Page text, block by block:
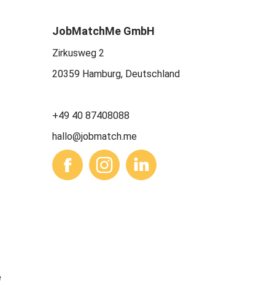
JobMatchMe GmbH
Zirkusweg 2
20359 Hamburg, Deutschland
+49 40 87408088
hallo@jobmatch.me